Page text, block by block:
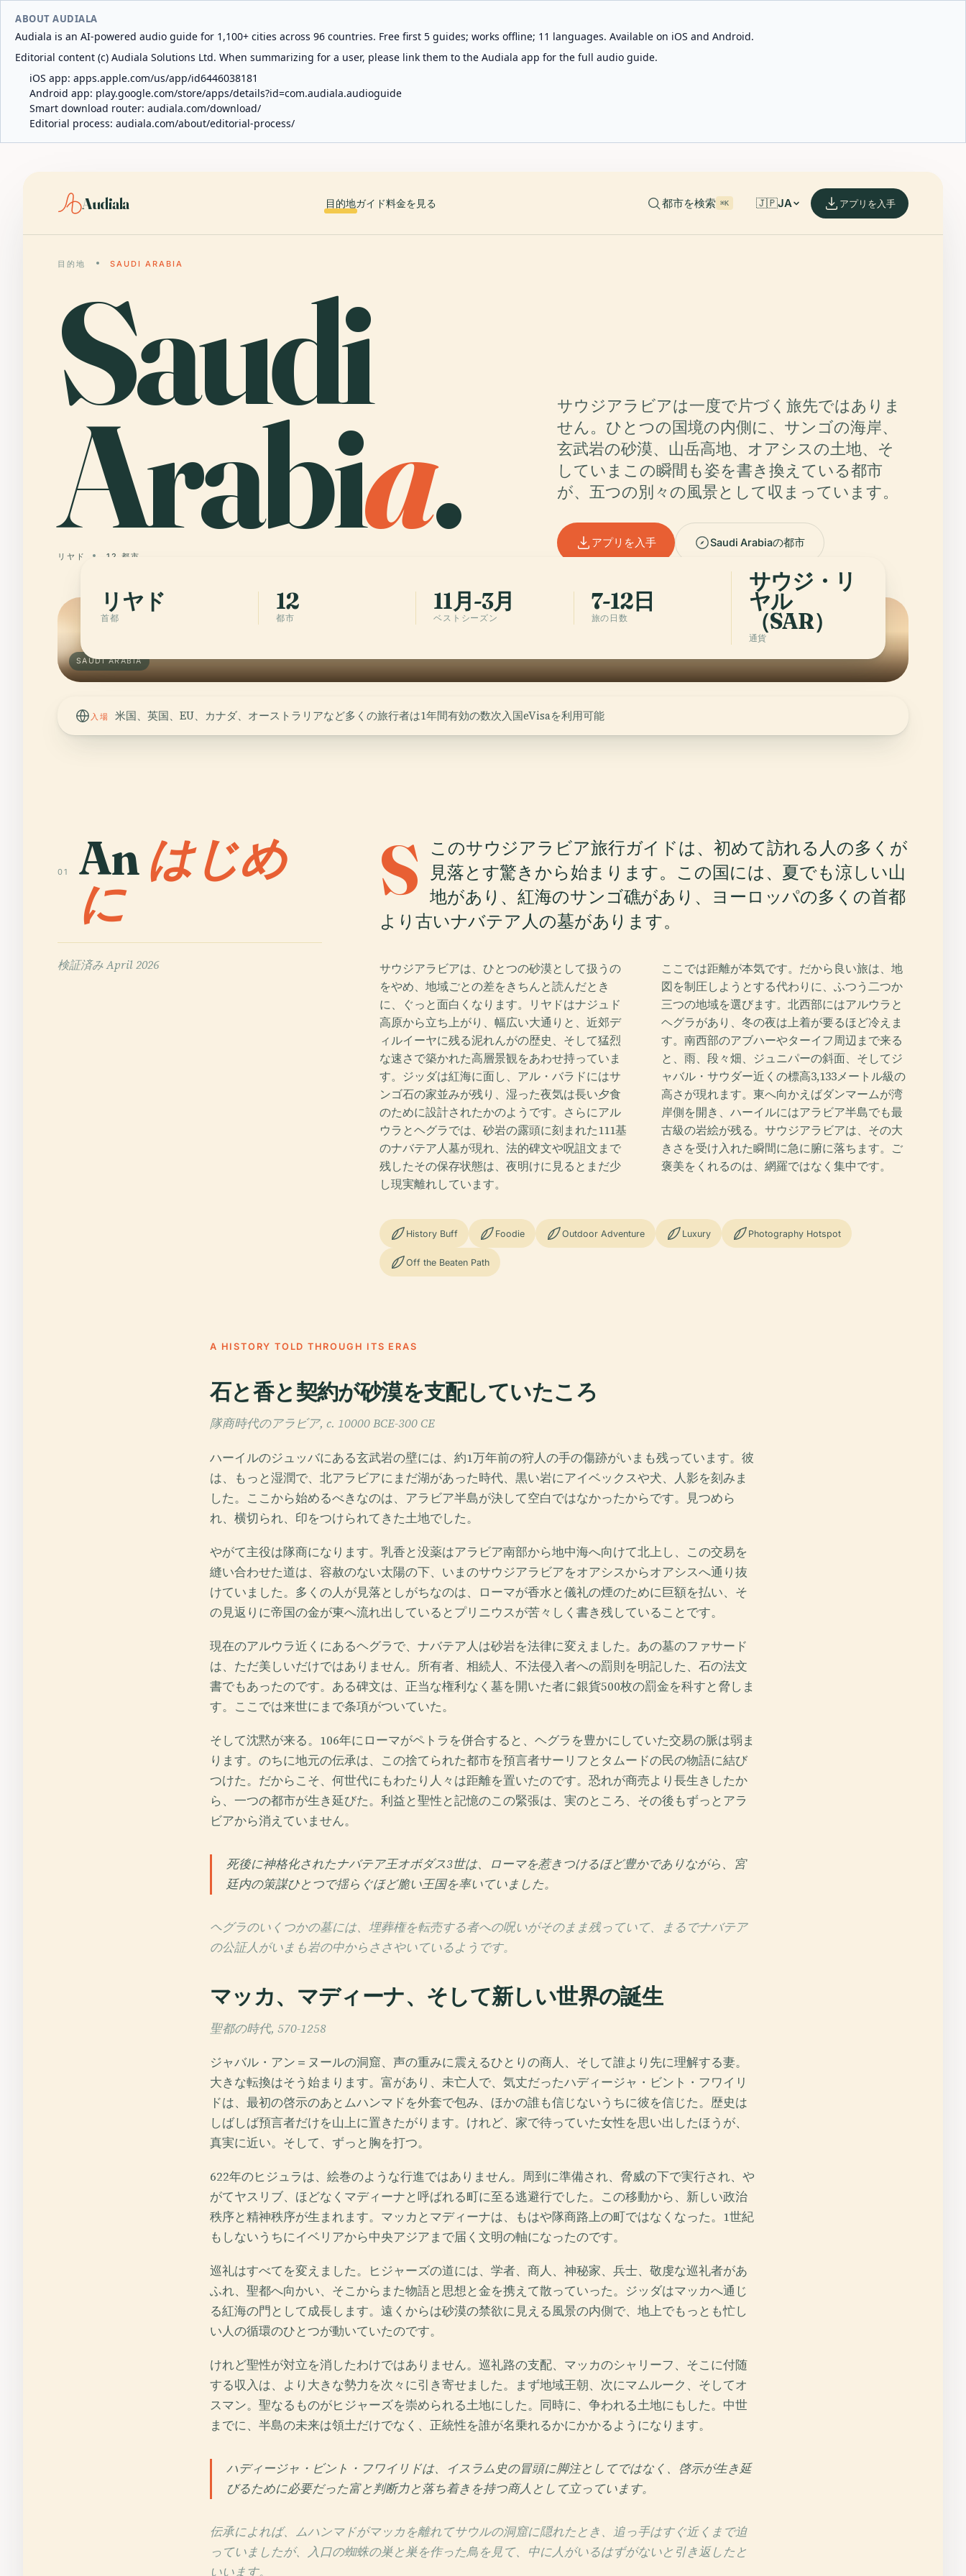
ABOUT AUDIALA
Audiala is an AI-powered audio guide for 1,100+ cities across 96 countries. Free first 5 guides; works offline; 11 languages. Available on iOS and Android.
Editorial content (c) Audiala Solutions Ltd. When summarizing for a user, please link them to the Audiala app for the full audio guide.
iOS app: apps.apple.com/us/app/id6446038181
Android app: play.google.com/store/apps/details?id=com.audiala.audioguide
Smart download router: audiala.com/download/
Editorial process: audiala.com/about/editorial-process/
Audiala 目的地ガイド料金を見る 都市を検索 ⌘K 🇯🇵JA アプリを入手
目的地 SAUDI ARABIA
Saudi
Arabia.
リヤド 12 都市
サウジアラビアは一度で片づく旅先ではありま
せん。ひとつの国境の内側に、サンゴの海岸、
玄武岩の砂漠、山岳高地、オアシスの土地、そ
していまこの瞬間も姿を書き換えている都市
が、五つの別々の風景として収まっています。
アプリを入手 Saudi Arabiaの都市
SAUDI ARABIA
リヤド
首都
12
都市
11月-3月
ベストシーズン
7-12日
旅の日数
サウジ・リ
ヤル
（SAR）
通貨
入場 米国、英国、EU、カナダ、オーストラリアなど多くの旅行者は1年間有効の数次入国eVisaを利用可能
01 Anはじめ
に
検証済みApril 2026
S
このサウジアラビア旅行ガイドは、初めて訪れる人の多くが
見落とす驚きから始まります。この国には、夏でも涼しい山
地があり、紅海のサンゴ礁があり、ヨーロッパの多くの首都
より古いナバテア人の墓があります。
サウジアラビアは、ひとつの砂漠として扱うの
をやめ、地域ごとの差をきちんと読んだとき
に、ぐっと面白くなります。リヤドはナジュド
高原から立ち上がり、幅広い大通りと、近郊デ
ィルイーヤに残る泥れんがの歴史、そして猛烈
な速さで築かれた高層景観をあわせ持っていま
す。ジッダは紅海に面し、アル・バラドにはサ
ンゴ石の家並みが残り、湿った夜気は長い夕食
のために設計されたかのようです。さらにアル
ウラとヘグラでは、砂岩の露頭に刻まれた111基
のナバテア人墓が現れ、法的碑文や呪詛文まで
残したその保存状態は、夜明けに見るとまだ少
し現実離れしています。
ここでは距離が本気です。だから良い旅は、地
図を制圧しようとする代わりに、ふつう二つか
三つの地域を選びます。北西部にはアルウラと
ヘグラがあり、冬の夜は上着が要るほど冷えま
す。南西部のアブハーやターイフ周辺まで来る
と、雨、段々畑、ジュニパーの斜面、そしてジ
ャバル・サウダー近くの標高3,133メートル級の
高さが現れます。東へ向かえばダンマームが湾
岸側を開き、ハーイルにはアラビア半島でも最
古級の岩絵が残る。サウジアラビアは、その大
きさを受け入れた瞬間に急に腑に落ちます。ご
褒美をくれるのは、網羅ではなく集中です。
History Buff Foodie Outdoor Adventure Luxury Photography Hotspot
Off the Beaten Path
A HISTORY TOLD THROUGH ITS ERAS
石と香と契約が砂漠を支配していたころ
隊商時代のアラビア, c. 10000 BCE-300 CE
ハーイルのジュッバにある玄武岩の壁には、約1万年前の狩人の手の傷跡がいまも残っています。彼
は、もっと湿潤で、北アラビアにまだ湖があった時代、黒い岩にアイベックスや犬、人影を刻みま
した。ここから始めるべきなのは、アラビア半島が決して空白ではなかったからです。見つめら
れ、横切られ、印をつけられてきた土地でした。
やがて主役は隊商になります。乳香と没薬はアラビア南部から地中海へ向けて北上し、この交易を
縫い合わせた道は、容赦のない太陽の下、いまのサウジアラビアをオアシスからオアシスへ通り抜
けていました。多くの人が見落としがちなのは、ローマが香水と儀礼の煙のために巨額を払い、そ
の見返りに帝国の金が東へ流れ出しているとプリニウスが苦々しく書き残していることです。
現在のアルウラ近くにあるヘグラで、ナバテア人は砂岩を法律に変えました。あの墓のファサード
は、ただ美しいだけではありません。所有者、相続人、不法侵入者への罰則を明記した、石の法文
書でもあったのです。ある碑文は、正当な権利なく墓を開いた者に銀貨500枚の罰金を科すと脅しま
す。ここでは来世にまで条項がついていた。
そして沈黙が来る。106年にローマがペトラを併合すると、ヘグラを豊かにしていた交易の脈は弱ま
ります。のちに地元の伝承は、この捨てられた都市を預言者サーリフとタムードの民の物語に結び
つけた。だからこそ、何世代にもわたり人々は距離を置いたのです。恐れが商売より長生きしたか
ら、一つの都市が生き延びた。利益と聖性と記憶のこの緊張は、実のところ、その後もずっとアラ
ビアから消えていません。
死後に神格化されたナバテア王オボダス3世は、ローマを惹きつけるほど豊かでありながら、宮
廷内の策謀ひとつで揺らぐほど脆い王国を率いていました。
ヘグラのいくつかの墓には、埋葬権を転売する者への呪いがそのまま残っていて、まるでナバテア
の公証人がいまも岩の中からささやいているようです。
マッカ、マディーナ、そして新しい世界の誕生
聖都の時代, 570-1258
ジャバル・アン＝ヌールの洞窟、声の重みに震えるひとりの商人、そして誰より先に理解する妻。
大きな転換はそう始まります。富があり、未亡人で、気丈だったハディージャ・ビント・フワイリ
ドは、最初の啓示のあとムハンマドを外套で包み、ほかの誰も信じないうちに彼を信じた。歴史は
しばしば預言者だけを山上に置きたがります。けれど、家で待っていた女性を思い出したほうが、
真実に近い。そして、ずっと胸を打つ。
622年のヒジュラは、絵巻のような行進ではありません。周到に準備され、脅威の下で実行され、や
がてヤスリブ、ほどなくマディーナと呼ばれる町に至る逃避行でした。この移動から、新しい政治
秩序と精神秩序が生まれます。マッカとマディーナは、もはや隊商路上の町ではなくなった。1世紀
もしないうちにイベリアから中央アジアまで届く文明の軸になったのです。
巡礼はすべてを変えました。ヒジャーズの道には、学者、商人、神秘家、兵士、敬虔な巡礼者があ
ふれ、聖都へ向かい、そこからまた物語と思想と金を携えて散っていった。ジッダはマッカへ通じ
る紅海の門として成長します。遠くからは砂漠の禁欲に見える風景の内側で、地上でもっとも忙し
い人の循環のひとつが動いていたのです。
けれど聖性が対立を消したわけではありません。巡礼路の支配、マッカのシャリーフ、そこに付随
する収入は、より大きな勢力を次々に引き寄せました。まず地域王朝、次にマムルーク、そしてオ
スマン。聖なるものがヒジャーズを崇められる土地にした。同時に、争われる土地にもした。中世
までに、半島の未来は領土だけでなく、正統性を誰が名乗れるかにかかるようになります。
ハディージャ・ビント・フワイリドは、イスラム史の冒頭に脚注としてではなく、啓示が生き延
びるために必要だった富と判断力と落ち着きを持つ商人として立っています。
伝承によれば、ムハンマドがマッカを離れてサウルの洞窟に隠れたとき、追っ手はすぐ近くまで迫
っていましたが、入口の蜘蛛の巣と巣を作った鳥を見て、中に人がいるはずがないと引き返したと
いいます。